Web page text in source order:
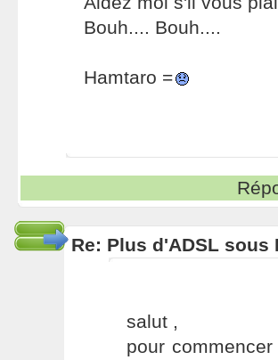
Bouh.... Bouh....
Hamtaro =
Re: Plus d'ADSL sous
salut ,
pour